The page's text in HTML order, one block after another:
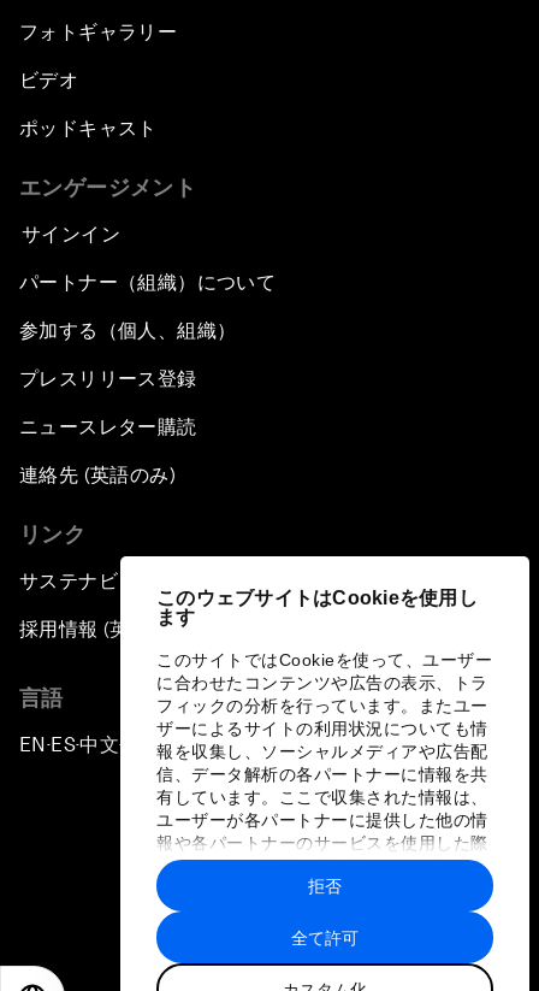
このウェブサイトはCookieを使用し
ます
このサイトではCookieを使って、ユーザー
に合わせたコンテンツや広告の表示、トラ
フィックの分析を行っています。またユー
ザーによるサイトの利用状況についても情
報を収集し、ソーシャルメディアや広告配
信、データ解析の各パートナーに情報を共
有しています。ここで収集された情報は、
ユーザーが各パートナーに提供した他の情
報や各パートナーのサービスを使用した際
に収集された情報と組み合わされ、各パー
トナーによって使用されることがありま
す。
全て許可
拒否
フォトギャラリー
ビデオ
ポッドキャスト
エンゲージメント
サインイン
パートナー（組織）について
参加する（個人、組織）
プレスリリース登録
ニュースレター購読
連絡先 (英語のみ)
リンク
サステナビリティへの取り組み
採用情報 (英語のみ)
言語
EN ▪ ES▪中文▪ 日本語
プライバシーポリシーと利用規約
サイトマップ